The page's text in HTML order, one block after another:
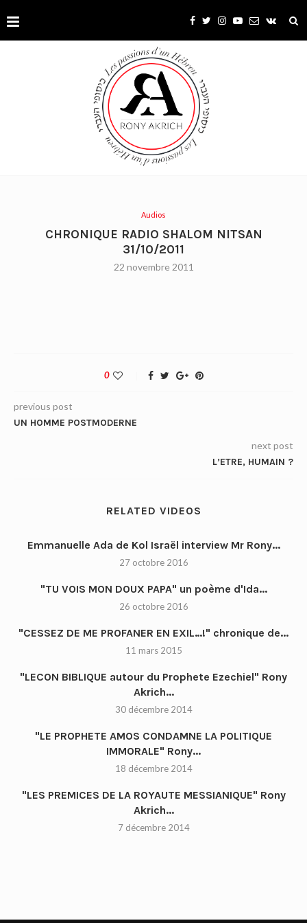
Audios
CHRONIQUE RADIO SHALOM NITSAN
31/10/2011
22 novembre 2011
0
previous post
UN HOMME POSTMODERNE
next post
L’ETRE, HUMAIN ?
RELATED VIDEOS
Emmanuelle Ada de Kol Israël interview Mr Rony...
27 octobre 2016
"TU VOIS MON DOUX PAPA" un poème d'Ida...
26 octobre 2016
"CESSEZ DE ME PROFANER EN EXIL…!" chronique de...
11 mars 2015
"LECON BIBLIQUE autour du Prophete Ezechiel" Rony
Akrich...
30 décembre 2014
"LE PROPHETE AMOS CONDAMNE LA POLITIQUE
IMMORALE" Rony...
18 décembre 2014
"LES PREMICES DE LA ROYAUTE MESSIANIQUE" Rony
Akrich...
7 décembre 2014